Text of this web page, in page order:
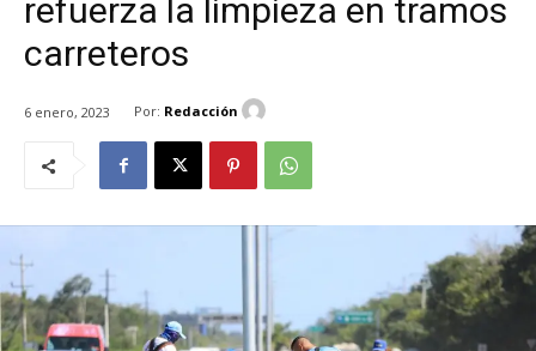
refuerza la limpieza en tramos
carreteros
6 enero, 2023 Por: Redacción